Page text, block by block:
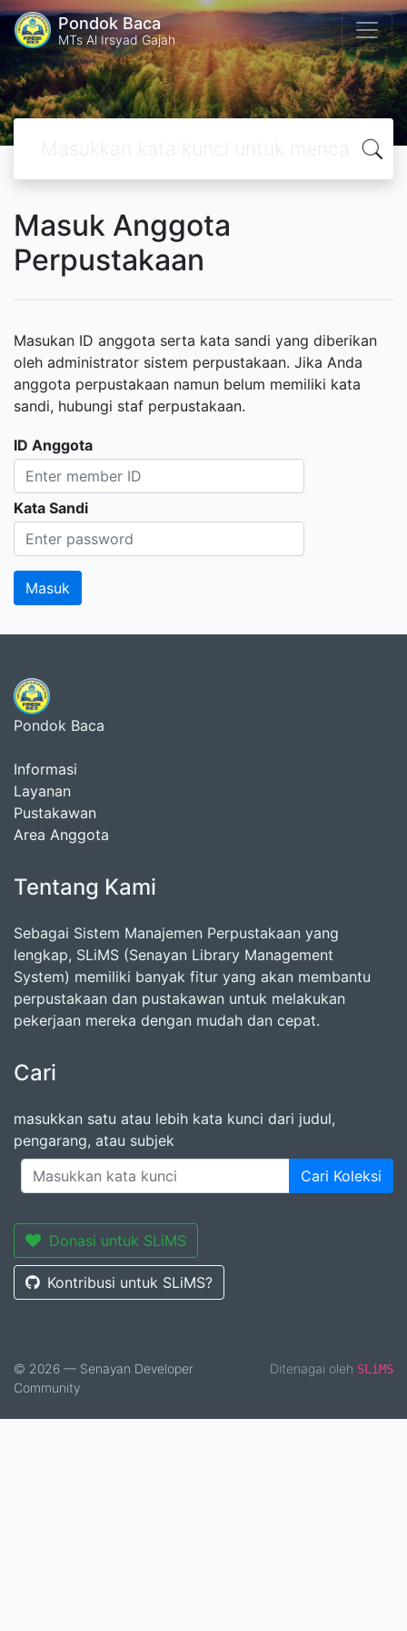
Pondok Baca
MTs Al Irsyad Gajah
Masuk Anggota
Perpustakaan
Masukan ID anggota serta kata sandi yang diberikan
oleh administrator sistem perpustakaan. Jika Anda
anggota perpustakaan namun belum memiliki kata
sandi, hubungi staf perpustakaan.
ID Anggota
Kata Sandi
Pondok Baca
Informasi
Layanan
Pustakawan
Area Anggota
Tentang Kami
Sebagai Sistem Manajemen Perpustakaan yang
lengkap, SLiMS (Senayan Library Management
System) memiliki banyak fitur yang akan membantu
perpustakaan dan pustakawan untuk melakukan
pekerjaan mereka dengan mudah dan cepat.
Cari
masukkan satu atau lebih kata kunci dari judul,
pengarang, atau subjek
Cari Koleksi
Donasi untuk SLiMS
Kontribusi untuk SLiMS?
© 2026 — Senayan Developer
Community
Ditenagai oleh SLiMS